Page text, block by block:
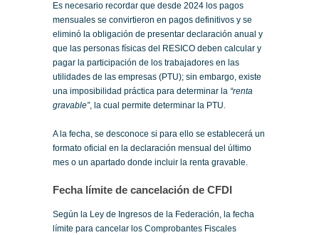
Es necesario recordar que desde 2024 los pagos
mensuales se convirtieron en pagos definitivos y se
eliminó la obligación de presentar declaración anual y
que las personas físicas del RESICO deben calcular y
pagar la participación de los trabajadores en las
utilidades de las empresas (PTU); sin embargo, existe
una imposibilidad práctica para determinar la “renta
gravable”, la cual permite determinar la PTU.
A la fecha, se desconoce si para ello se establecerá un
formato oficial en la declaración mensual del último
mes o un apartado donde incluir la renta gravable.
Fecha límite de cancelación de CFDI
Según la Ley de Ingresos de la Federación, la fecha
límite para cancelar los Comprobantes Fiscales